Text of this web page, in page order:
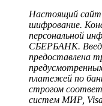
Настоящий
шифрование.
персональной
СБЕРБАНК.
предоставлена
платежей по
строгом
систем МИР, Visa